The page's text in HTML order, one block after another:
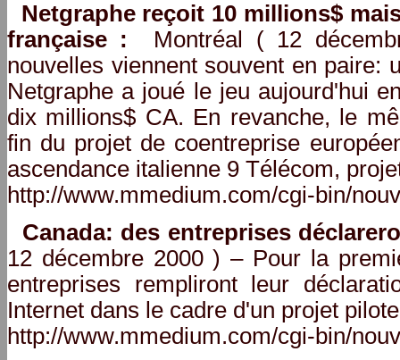
Netgraphe reçoit 10 millions$
française : Montréal ( 12
nouvelles viennent souvent en paire:
Netgraphe a joué le jeu aujourd'hui
dix millions$ CA. En revanche, le
fin du projet de coentreprise
ascendance italienne 9 Télécom,
http://www.mmedium.com/cgi-bin/
Canada: des entreprises
12 décembre 2000 ) – Pour la
entreprises rempliront leur
Internet dans le cadre d'un projet
http://www.mmedium.com/cgi-bin/